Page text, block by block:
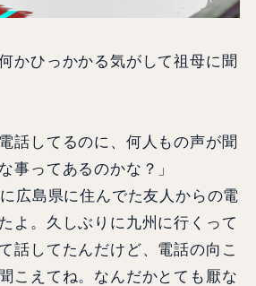
かひっかかる気がして祖母に聞
話してるのに、何人もの声が聞
事ってあるのかな？」
広島県に住んでた友人からの電
よ。久しぶりに九州に行くって
話してたんだけど、電話の向こ
こえてね。なんだかとても厭な